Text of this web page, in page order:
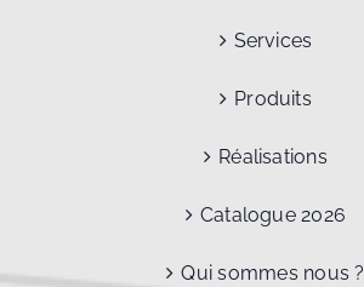
Services
Produits
Réalisations
Catalogue 2026
Qui sommes nous ?